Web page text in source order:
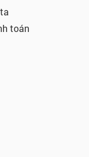
toán